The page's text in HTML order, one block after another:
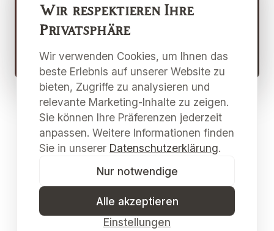
Wir respektieren Ihre
Privatsphäre
Wir verwenden Cookies, um Ihnen das
beste Erlebnis auf unserer Website zu
bieten, Zugriffe zu analysieren und
relevante Marketing-Inhalte zu zeigen.
Sie können Ihre Präferenzen jederzeit
anpassen. Weitere Informationen finden
Sie in unserer Datenschutzerklärung.
Einstellungen
Nur notwendige
Alle akzeptieren
Kulturzentrums Pulkau.